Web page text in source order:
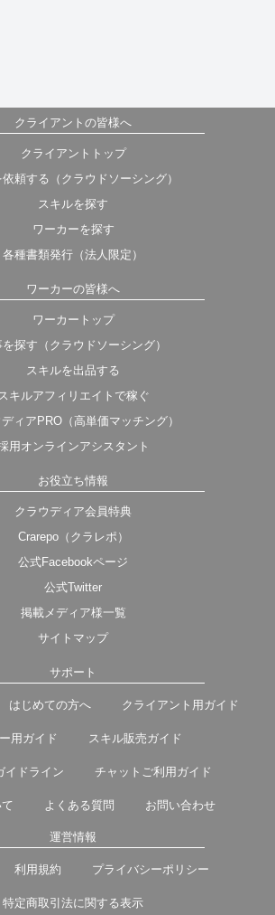
クライアントの皆様へ
クライアントトップ
頼する（クラウドソーシング）
スキルを探す
ワーカーを探す
各種書類発行（法人限定）
ワーカーの皆様へ
ワーカートップ
探す（クラウドソーシング）
スキルを出品する
スキルアフィリエイトで稼ぐ
ィアPRO（高単価マッチング）
用オンラインアシスタント
お役立ち情報
クラウディア会員特典
Crarepo（クラレポ）
公式Facebookページ
公式Twitter
掲載メディア様一覧
サイトマップ
サポート
はじめての方へ クライアント用ガイド
用ガイド スキル販売ガイド
イドライン チャットご利用ガイド
よくある質問 お問い合わせ
運営情報
利用規約 プライバシーポリシー
特定商取引法に関する表示